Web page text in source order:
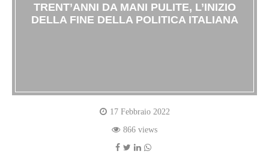
TRENT’ANNI DA MANI PULITE, L’INIZIO
DELLA FINE DELLA POLITICA ITALIANA
17 Febbraio 2022
866 views